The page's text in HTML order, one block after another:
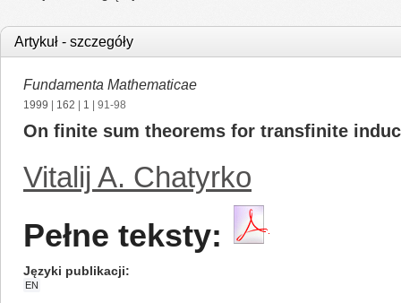
Artykuł - szczegóły
Fundamenta Mathematicae
1999 162 1 | 91-98
On finite sum theorems for transfinite
Vitalij A. Chatyrko
Pełne teksty:
Języki publikacji
EN